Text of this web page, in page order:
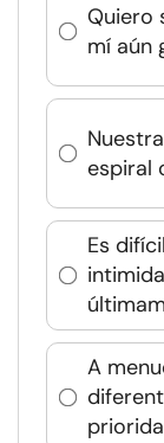
Quiero
mí aún
espiral
Es
A